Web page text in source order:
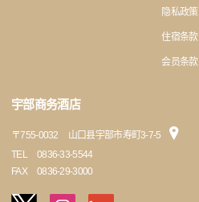
隐私政策
住宿条款
会员条款
宇部商务酒店
〒755-0032
山口县宇部市寿町3-7-5
TEL
0836-33-5544
FAX
0836-29-3000